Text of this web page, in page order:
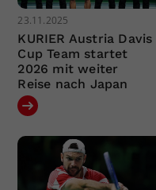
23.11.2025
KURIER Austria Davis
Cup Team startet
2026 mit weiter
Reise nach Japan